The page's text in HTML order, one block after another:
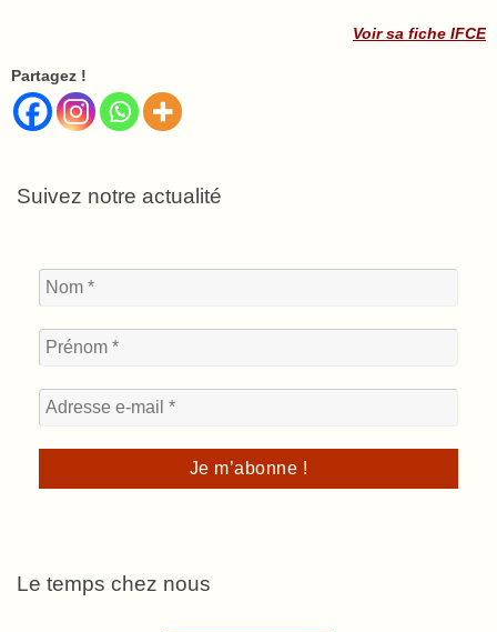
Voir sa fiche IFCE
Partagez !
Suivez notre actualité
Le temps chez nous